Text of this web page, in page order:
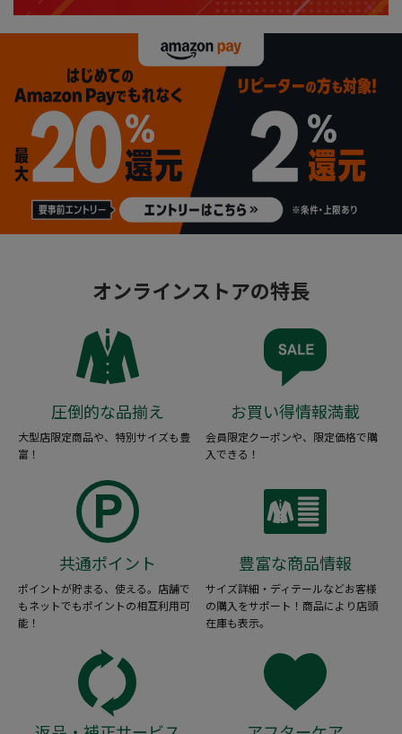
オンラインストアの特長
圧倒的な品揃え
大型店限定商品や、特別サイズも豊
富！
お買い得情報満載
会員限定クーポンや、限定価格で購
入できる！
共通ポイント
ポイントが貯まる、使える。店舗で
もネットでもポイントの相互利用可
能！
豊富な商品情報
サイズ詳細・ディテールなどお客様
の購入をサポート！商品により店頭
在庫も表示。